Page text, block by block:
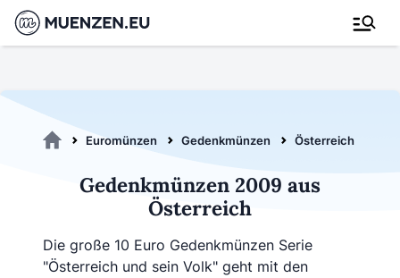
Euromünzen Gedenkmünzen Österreich
Gedenkmünzen 2009 aus
Österreich
Die große 10 Euro Gedenkmünzen Serie
"Österreich und sein Volk" geht mit den